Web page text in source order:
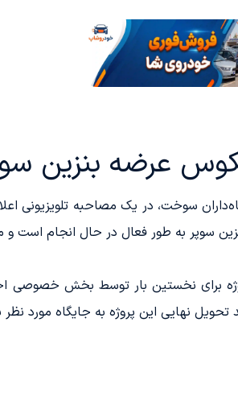
عرضه بنزین
بنزین سوپر به طور فعال در حال انجام
برای نخستین بار توسط بخش خصوصی
نهایی این پروژه به جایگاه مورد نظر